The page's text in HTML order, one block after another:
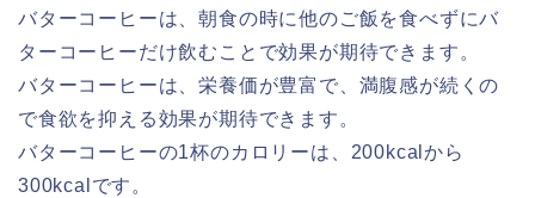
バターコーヒーは、朝食の時に他のご飯を食べずにバ
ターコーヒーだけ飲むことで効果が期待できます。
バターコーヒーは、栄養価が豊富で、満腹感が続くの
で食欲を抑える効果が期待できます。
バターコーヒーの1杯のカロリーは、200kcalから
300kcalです。